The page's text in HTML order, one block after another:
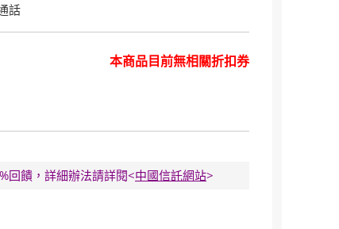
話
本商品目前無相關折扣券
回饋，詳細辦法請詳閱<中國信託網站>